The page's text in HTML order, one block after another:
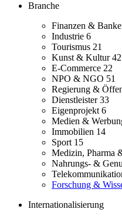
Branche
Finanzen &
Industrie 6
Tourismus 21
Kunst & Kultur42
E-Commerce 22
NPO & NGO 51
Regierung &
Dienstleister33
Eigenprojekt 6
Medien &
Immobilien 14
Sport 15
Medizin, Pharma
Nahrungs- &
Forschung &
Internationalisierung